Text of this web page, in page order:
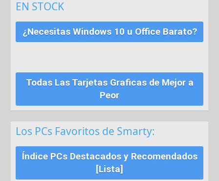
EN STOCK
¿Necesitas Windows 10 u Office Barato?
Todas Las Tarjetas Graficas de Mejor a
Peor
Los PCs Favoritos de Smarty:
Índice PCs Destacados y Recomendados
[Lista]